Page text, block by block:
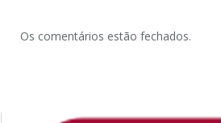
Os comentários estão fechados.